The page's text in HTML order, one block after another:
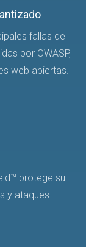
fallas de
por OWASP,
web abiertas.
protege su
y ataques.